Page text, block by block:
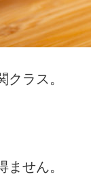
ラス。
せん。